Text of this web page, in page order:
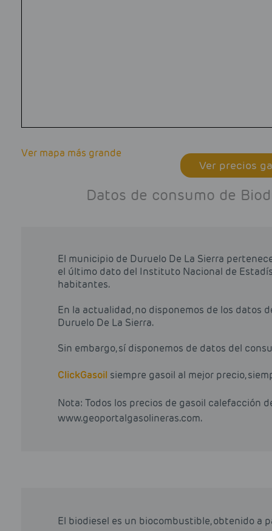
Ver mapa más grande
Ver precios
Datos de consumo de
El municipio de Duruelo De La Sierra
el último dato del Instituto Nacional de
habitantes.
En la actualidad, no disponemos de los datos
Duruelo De La Sierra.
Sin embargo, sí disponemos de datos del
ClickGasoil siempre gasoil al mejor precio,
Nota: Todos los precios de gasoil calefacción
www.geoportalgasolineras.com.
El biodiesel es un biocombustible, obtenido a